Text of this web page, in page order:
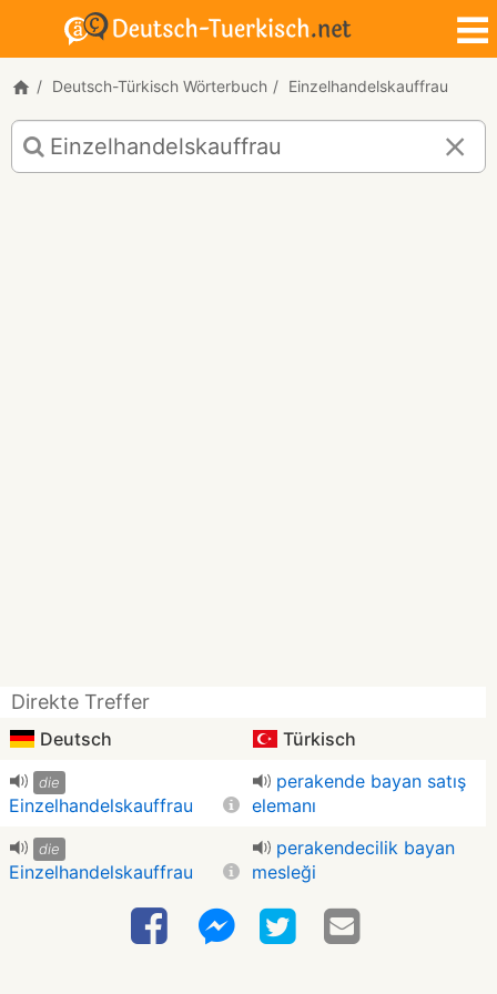
Deutsch-Türkisch Wörterbuch Einzelhandelskauffrau
Deutsch-
Türkisch
Übersetzung
Direkte Treffer
Deutsch Türkisch
die
Einzelhandelskauffrau
perakende bayan satış
elemanı
die
Einzelhandelskauffrau
perakendecilik bayan
mesleği